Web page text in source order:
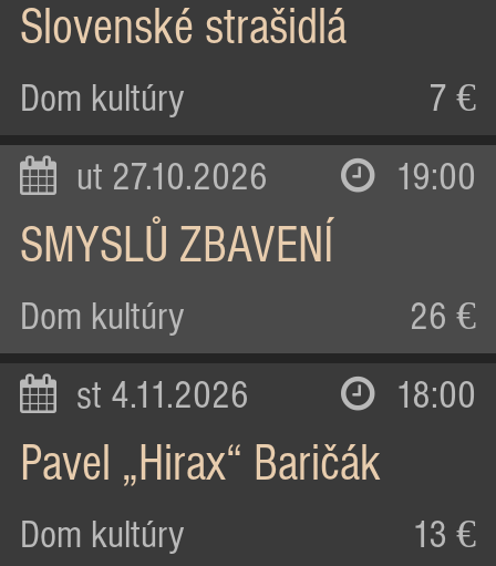
Slovenské strašidlá
Dom kultúry 7 €
ut 27.10.2026 19:00
SMYSLŮ ZBAVENÍ
Dom kultúry 26 €
st 4.11.2026 18:00
Pavel „Hirax“ Baričák
Dom kultúry 13 €